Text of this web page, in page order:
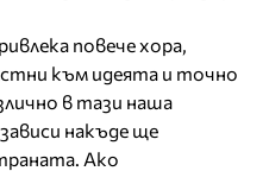
повече хора,
към идеята и точно
в тази наша
накъде ще
Ако